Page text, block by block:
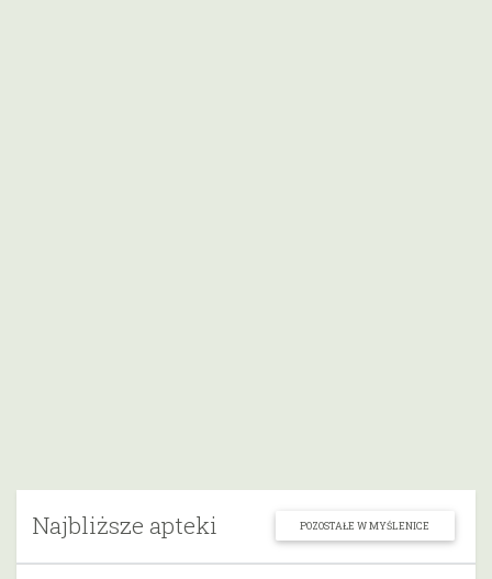
Najbliższe apteki POZOSTAŁE W MYŚLENICE